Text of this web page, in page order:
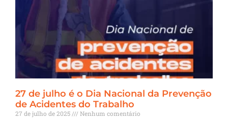
27 de julho é o Dia Nacional da Prevenção
de Acidentes do Trabalho
27 de julho de 2025 Nenhum comentário